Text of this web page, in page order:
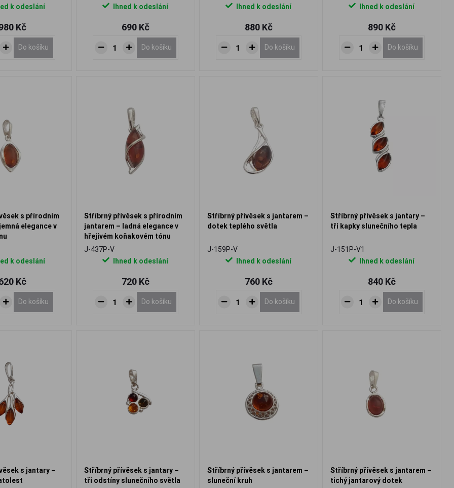
k odeslání
Kč
Do košíku
Ihned k odeslání
690 Kč
Do košíku
Ihned k odeslání
880 Kč
Do košíku
Ihned k odeslání
890 Kč
Do košíku
s přírodním
elegance v
k odeslání
Kč
Do košíku
Stříbrný přívěsek s přírodním
jantarem – ladná elegance v
hřejivém koňakovém tónu
J-437P-V
Ihned k odeslání
720 Kč
Do košíku
Stříbrný přívěsek s jantarem –
dotek teplého světla
J-159P-V
Ihned k odeslání
760 Kč
Do košíku
Stříbrný přívěsek s jantary –
tři kapky slunečního tepla
J-151P-V1
Ihned k odeslání
840 Kč
Do košíku
s jantary –
Stříbrný přívěsek s jantary –
tři odstíny slunečního světla
Stříbrný přívěsek s jantarem –
sluneční kruh
Stříbrný přívěsek s jantarem –
tichý jantarový dotek